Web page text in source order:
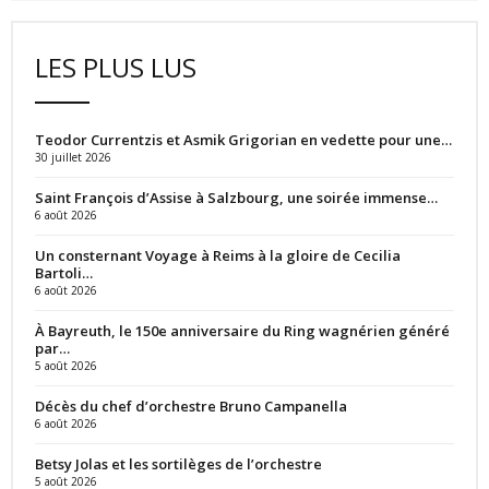
LES PLUS LUS
Teodor Currentzis et Asmik Grigorian en vedette pour une…
30 juillet 2026
Saint François d’Assise à Salzbourg, une soirée immense…
6 août 2026
Un consternant Voyage à Reims à la gloire de Cecilia
Bartoli…
6 août 2026
À Bayreuth, le 150e anniversaire du Ring wagnérien généré
par…
5 août 2026
Décès du chef d’orchestre Bruno Campanella
6 août 2026
Betsy Jolas et les sortilèges de l’orchestre
5 août 2026